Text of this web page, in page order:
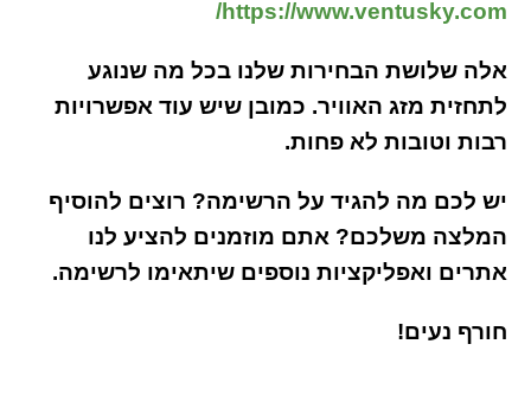
https://www.ventusky.com/
אלה שלושת הבחירות שלנו בכל מה שנוגע
לתחזית מזג האוויר. כמובן שיש עוד אפשרויות
רבות וטובות לא פחות.
יש לכם מה להגיד על הרשימה? רוצים להוסיף
המלצה משלכם? אתם מוזמנים להציע לנו
אתרים ואפליקציות נוספים שיתאימו לרשימה.
חורף נעים!